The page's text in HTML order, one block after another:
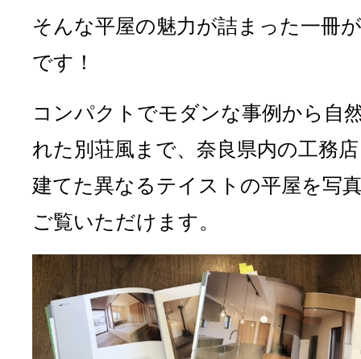
そんな平屋の魅力が詰まった一冊
です！
コンパクトでモダンな事例から自
れた別荘風まで、奈良県内の工務
建てた異なるテイストの平屋を写
ご覧いただけます。